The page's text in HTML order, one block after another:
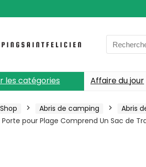
Search
for:
les catégories Affaire du jour
Shop Abris de camping Abris
Porte pour Plage Comprend Un Sac de